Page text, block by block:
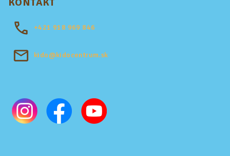
+421 918 969 846
kido@kidocentrum.sk